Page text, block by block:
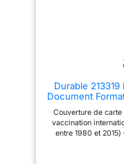
Durable
Document
Couverture de
vaccination
entre 1980 et